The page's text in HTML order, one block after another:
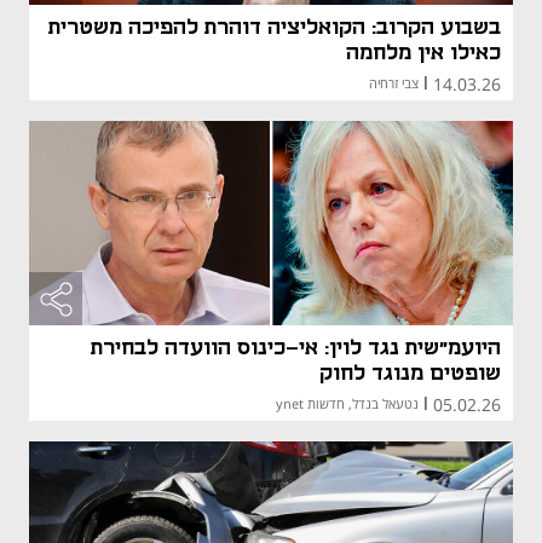
בשבוע הקרוב: הקואליציה דוהרת להפיכה משטרית
כאילו אין מלחמה
14.03.26 צבי זרחיה
היועמ"שית נגד לוין: אי-כינוס הוועדה לבחירת
שופטים מנוגד לחוק
05.02.26 נטעאל בנדל, חדשות ynet